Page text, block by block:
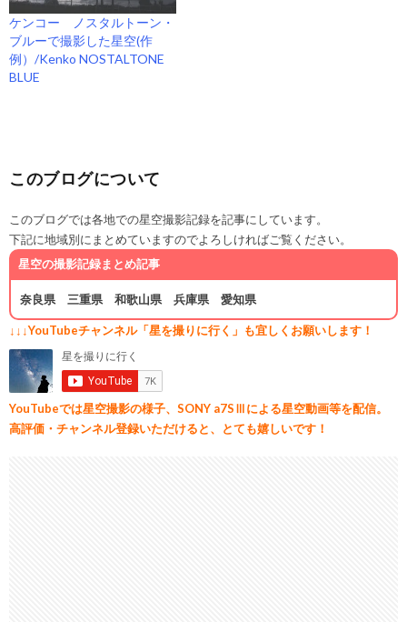
ケンコー ノスタルトーン・
ブルーで撮影した星空(作
例）/Kenko NOSTALTONE
BLUE
このブログについて
このブログでは各地での星空撮影記録を記事にしています。
下記に地域別にまとめていますのでよろしければご覧ください。
星空の撮影記録まとめ記事
奈良県 三重県 和歌山県 兵庫県 愛知県
↓↓↓YouTubeチャンネル「星を撮りに行く」も宜しくお願いします！
YouTubeでは星空撮影の様子、SONY a7SⅢによる星空動画等を配信。
高評価・チャンネル登録いただけると、とても嬉しいです！